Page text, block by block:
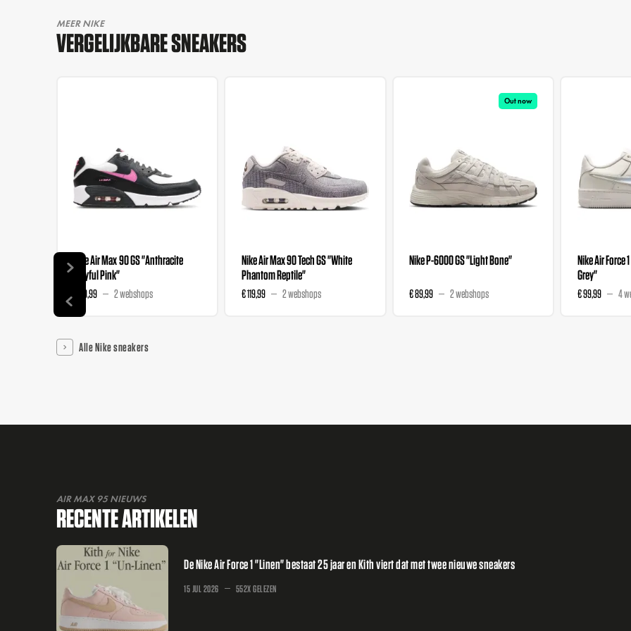
MEER NIKE
VERGELIJKBARE SNEAKERS
Nike Air Max 90 GS "Anthracite
Playful Pink"
€ 119,99 2 webshops
Nike Air Max 90 Tech GS "White
Phantom Reptile"
€ 119,99 2 webshops
Out now
Nike P-6000 GS "Light Bone"
€ 89,99 2 webshops
Nike Air Force
Grey"
€ 99,99 4
Alle Nike sneakers
AIR MAX 95 NIEUWS
RECENTE ARTIKELEN
De Nike Air Force 1 "Linen" bestaat 25 jaar en Kith viert dat met twee nieuwe sneakers
15 JUL 2026 552X GELEZEN